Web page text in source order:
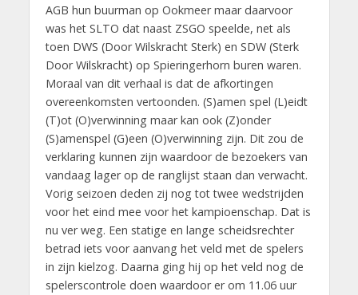
AGB hun buurman op Ookmeer maar daarvoor
was het SLTO dat naast ZSGO speelde, net als
toen DWS (Door Wilskracht Sterk) en SDW (Sterk
Door Wilskracht) op Spieringerhorn buren waren.
Moraal van dit verhaal is dat de afkortingen
overeenkomsten vertoonden. (S)amen spel (L)eidt
(T)ot (O)verwinning maar kan ook (Z)onder
(S)amenspel (G)een (O)verwinning zijn. Dit zou de
verklaring kunnen zijn waardoor de bezoekers van
vandaag lager op de ranglijst staan dan verwacht.
Vorig seizoen deden zij nog tot twee wedstrijden
voor het eind mee voor het kampioenschap. Dat is
nu ver weg. Een statige en lange scheidsrechter
betrad iets voor aanvang het veld met de spelers
in zijn kielzog. Daarna ging hij op het veld nog de
spelerscontrole doen waardoor er om 11.06 uur